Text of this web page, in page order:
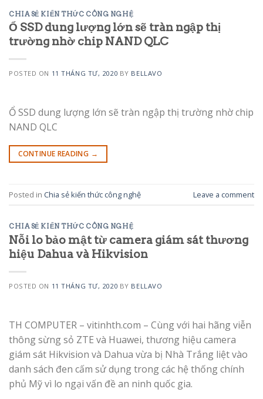
CHIA SẺ KIẾN THỨC CÔNG NGHỆ
Ổ SSD dung lượng lớn sẽ tràn ngập thị
trường nhờ chip NAND QLC
POSTED ON 11 THÁNG TƯ, 2020 BY BELLAVO
Ổ SSD dung lượng lớn sẽ tràn ngập thị trường nhờ chip
NAND QLC
CONTINUE READING →
Posted in Chia sẻ kiến thức công nghệ Leave a comment
CHIA SẺ KIẾN THỨC CÔNG NGHỆ
Nỗi lo bảo mật từ camera giám sát thương
hiệu Dahua và Hikvision
POSTED ON 11 THÁNG TƯ, 2020 BY BELLAVO
TH COMPUTER – vitinhth.com – Cùng với hai hãng viễn
thông sừng sỏ ZTE và Huawei, thương hiệu camera
giám sát Hikvision và Dahua vừa bị Nhà Trắng liệt vào
danh sách đen cấm sử dụng trong các hệ thống chính
phủ Mỹ vì lo ngại vấn đề an ninh quốc gia.